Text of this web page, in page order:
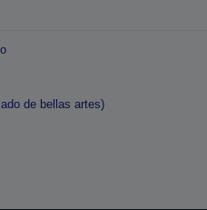
de bellas artes)